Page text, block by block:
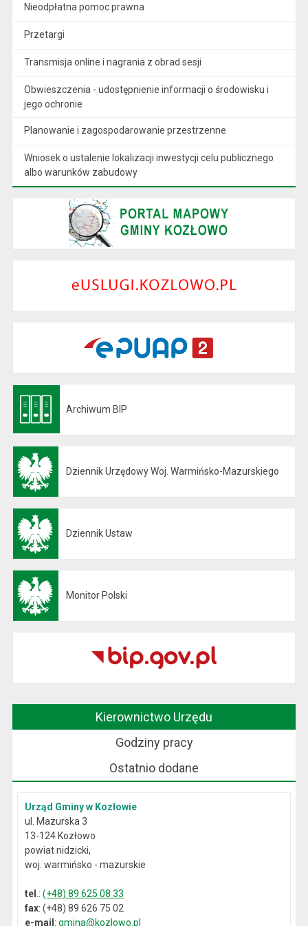
Nieodpłatna pomoc prawna
Przetargi
Transmisja online i nagrania z obrad sesji
Obwieszczenia - udostępnienie informacji o środowisku i
jego ochronie
Planowanie i zagospodarowanie przestrzenne
Wniosek o ustalenie lokalizacji inwestycji celu publicznego
albo warunków zabudowy
Archiwum BIP
Dziennik Urzędowy Woj. Warmińsko-Mazurskiego
Dziennik Ustaw
Monitor Polski
Kierownictwo Urzędu
Godziny pracy
Ostatnio dodane
Urząd Gminy w Kozłowie
ul. Mazurska 3
13-124 Kozłowo
powiat nidzicki,
woj. warmińsko - mazurskie
tel .:(+48) 89 625 08 33
fax: (+48) 89 626 75 02
e-mail:gmina@kozlowo.pl